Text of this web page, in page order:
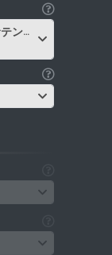
ン）